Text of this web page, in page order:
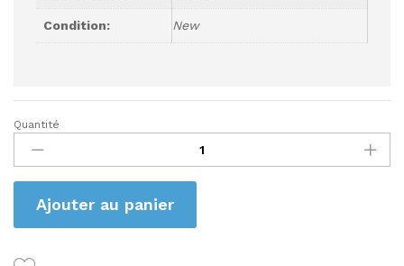
Condition: New
HOCO
EW75
quantity
Quantité
Ajouter au panier